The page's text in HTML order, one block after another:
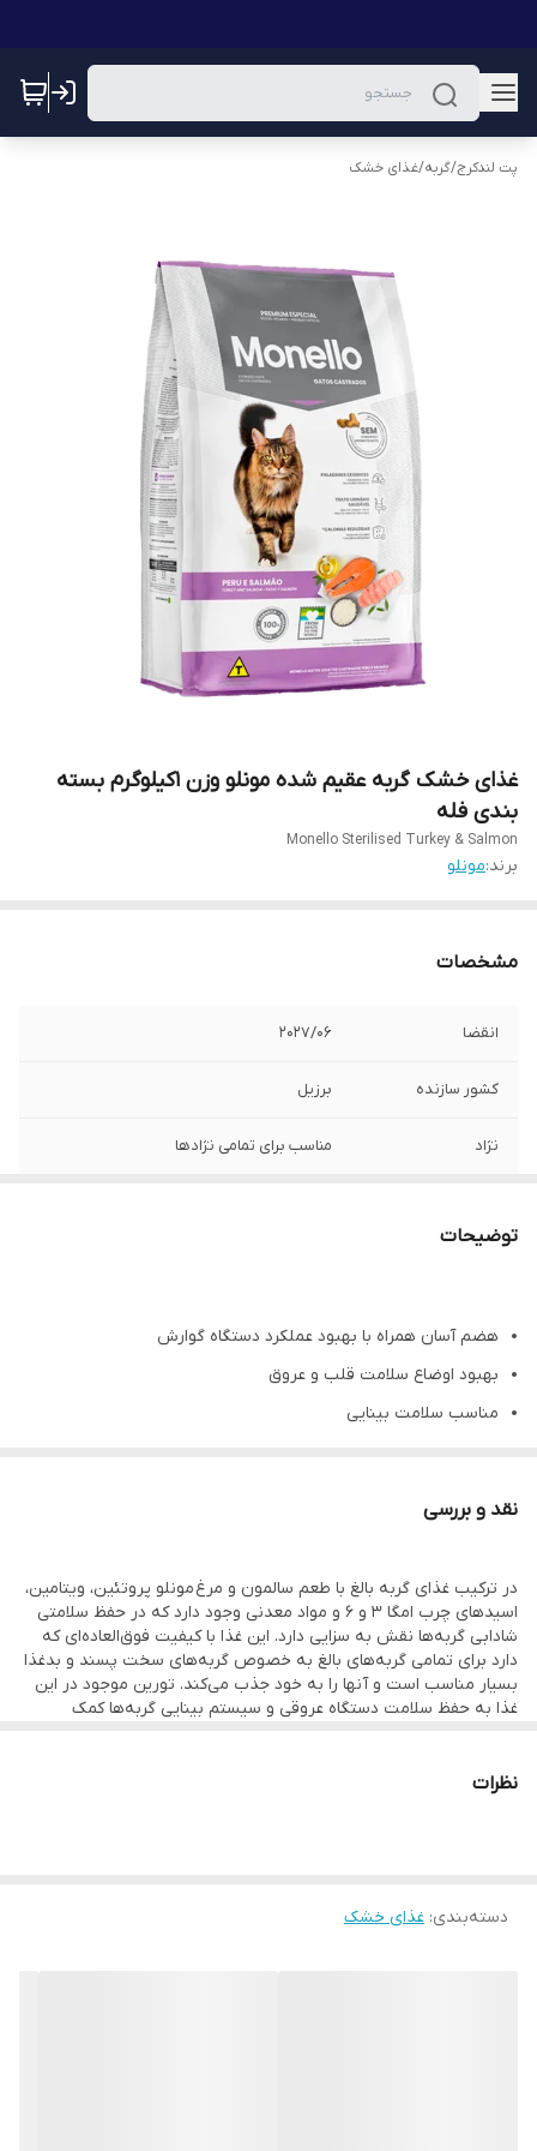
پت لندکرج/گربه/غذای خشک
غذای خشک گربه عقیم شده مونلو وزن 1کیلوگرم بسته
بندی فله
Monello Sterilised Turkey & Salmon
برند:مونلو
مشخصات
انقضا 202۷/۰6
کشور سازنده برزیل
نژاد مناسب برای تمامی نژادها
توضیحات
هضم آسان همراه با بهبود عملکرد دستگاه گوارش
بهبود اوضاع سلامت قلب و عروق
مناسب سلامت بینایی
همراه با امگا 3 و امگا 6
نقد و بررسی
در ترکیب غذای گربه بالغ با طعم سالمون و مرغ مونلو پروتئین، ویتامین،
اسیدهای چرب امگا 3 و 6 و مواد معدنی وجود دارد که در حفظ سلامتی
شادابی گربه‌ها نقش به سزایی دارد. این غذا با کیفیت فوق‌العاده‌ای که
دارد برای تمامی گربه‌های بالغ به خصوص گربه‌های سخت پسند و بدغذا
بسیار مناسب است و آنها را به خود جذب می‌کند. تورین موجود در این
غذا به حفظ سلامت دستگاه عروقی و سیستم بینایی گربه‌ها کمک
سازگار است
نظرات
دسته‌بندی: غذای خشک